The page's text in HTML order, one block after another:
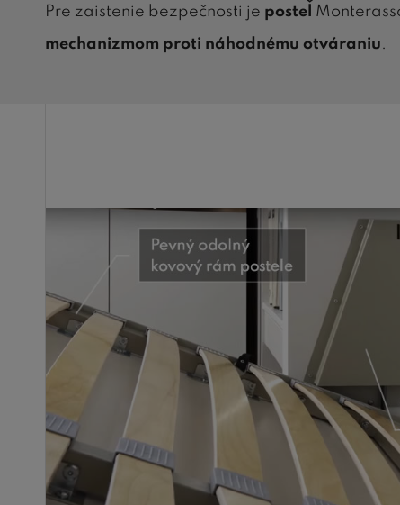
Pre zaistenie bezpečnosti je posteľ
mechanizmom proti náhodnému otváraniu.